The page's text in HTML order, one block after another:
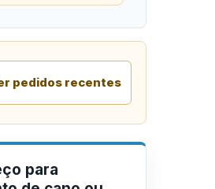
pedidos recentes
para